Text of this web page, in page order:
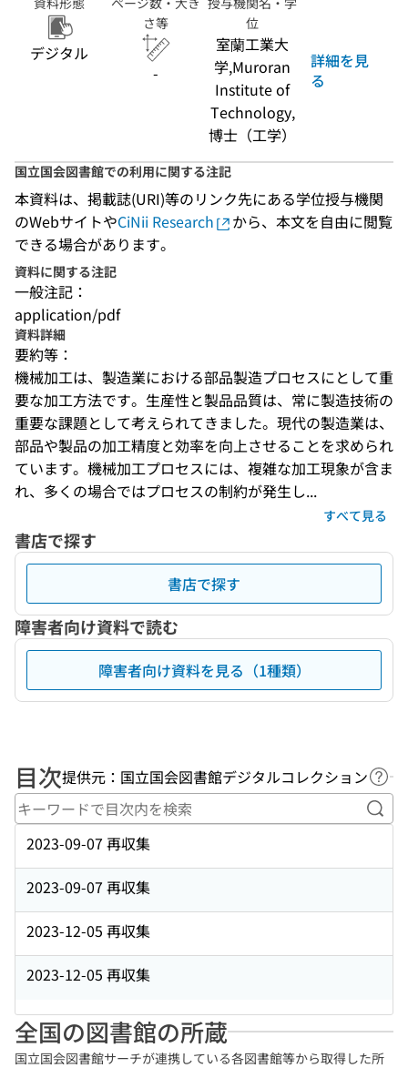
デジタル
さ等
-
位
室蘭工業大
学,Muroran
Institute of
Technology,
博士（工学）
詳細を見
る
国立国会図書館での利用に関する注記
本資料は、掲載誌(URI)等のリンク先にある学位授与機関
のWebサイトやCiNii Research
から、本文を自由に閲覧
できる場合があります。
資料に関する注記
一般注記：
application/pdf
資料詳細
要約等：
機械加工は、製造業における部品製造プロセスにとして重
要な加工方法です。生産性と製品品質は、常に製造技術の
重要な課題として考えられてきました。現代の製造業は、
部品や製品の加工精度と効率を向上させることを求められ
ています。機械加工プロセスには、複雑な加工現象が含ま
れ、多くの場合ではプロセスの制約が発生し...
すべて見る
書店で探す
書店で探す
障害者向け資料で読む
障害者向け資料を見る（1種類）
目次提供元：国立国会図書館デジタルコレクション ヘ
キ
2023-09-07 再収集
2023-09-07 再収集
2023-12-05 再収集
2023-12-05 再収集
全国の図書館の所蔵
国立国会図書館サーチが連携している各図書館等から取得した所